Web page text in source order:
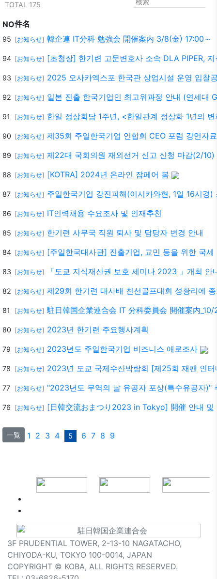
TOTAL 175
NO件名
95 [お知らせ] 韓企連 IT分科 勉強会 開催案内 3/8(金) 17:00～
94 [お知らせ] [초청장] 한기련 고문변호사 소속 DLA PIPER,
93 [お知らせ] 2025 오사카엑스포 한국관 상업시설 운영 입찰
92 [お知らせ] 일본 진출 한국기업인 최고위과정 안내 (연세대
91 [お知らせ] 한일 정상회담 1주년, <한일관계 정상화 1년의
90 [お知らせ] 제35회 주일한국기업 연합회 CEO 포럼 강연자
89 [お知らせ] 제22대 국회의원 재외선거 신고 신청 마감(2/10)
88 [お知らせ] [KOTRA] 2024년 온라인 잡페어 봄
87 [お知らせ] 주일한국기업 강진피해(이시카와현, 1일 16시경)
86 [お知らせ] IT인력채용 수요조사 및 인재추천
85 [お知らせ] 한기련 사무국 직원 퇴사 및 담당자 변경 안내
84 [お知らせ] [주일한국대사관] 진출기업, 교민 등을 위한 국세
83 [お知らせ] 「도쿄 지식재산권 보호 세미나 2023 」개최 안
82 [お知らせ] 제29회 한기련 대사배 친선골프대회 성황리에
81 [お知らせ] 駐日韓国企業連合会 IT 分科委員会 開催案内
80 [お知らせ] 2023년 한기련 주요행사계획
79 [お知らせ] 2023년도 주일한국기업 비즈니스 애로조사
78 [お知らせ] 2023년 도쿄 국제수산박람회 [제25회 재팬 인
77 [お知らせ] "2023년도 무역의 날 유공자 포상(특수유공자)"
76 [お知らせ] [日韓交流おまつり2023 in Tokyo] 開催 안내 및
一覧 1 2 3 4 5 6 7 8 9
3F PRUDENTIAL TOWER, 2-13-10 NAGATACHO,
CHIYODA-KU, TOKYO 100-0014, JAPAN
COPYRIGHT © KOBA, ALL RIGHTS RESERVED.